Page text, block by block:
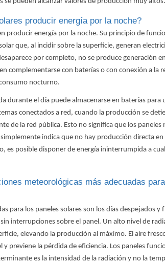
producir energía por la noche?
producir energía por la noche. Su principio de
que, al incidir sobre la superficie, generan
por completo, no se produce generación
complementarse con baterías o con conexión a la
nocturno.
durante el día puede almacenarse en baterías para
conectados a red, cuando la producción se
de la red pública. Esto no significa que los paneles
indica que no hay producción directa en
es posible disponer de energía ininterrumpida a
meteorológicas más adecuadas
para los paneles solares son los días despejados y
interrupciones sobre el panel. Un alto nivel de
elevando la producción al máximo. El aire
previene la pérdida de eficiencia. Los paneles
es la intensidad de la radiación y no la